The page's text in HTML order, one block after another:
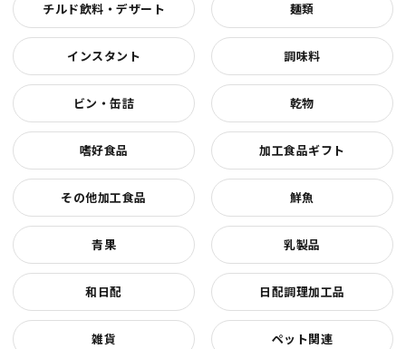
チルド飲料・デザート 麺類
インスタント 調味料
ビン・缶詰 乾物
嗜好食品 加工食品ギフト
その他加工食品 鮮魚
青果 乳製品
和日配 日配調理加工品
雑貨 ペット関連